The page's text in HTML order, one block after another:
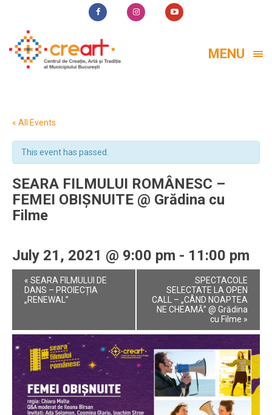
MENU
« All Events
This event has passed.
SEARA FILMULUI ROMÂNESC –
FEMEI OBIȘNUITE @ Grădina cu
Filme
July 21, 2021 @ 9:00 pm - 11:00 pm
Event
Navigation
« SEARA FILMULUI DE
DANS – PROIECȚIA
„RENEWAL”
SPECTACOLE
SELECTATE LA OPEN
CALL – „CÂND NOAPTEA
NE CHEAMĂ” @ Grădina
cu Filme »